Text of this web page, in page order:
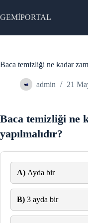
to
content
GEMİPORTAL
Baca temizliği ne kadar
admin 21
Baca temizliği ne
yapılmalıdır?
A) Ayda bir
B) 3 ayda bir